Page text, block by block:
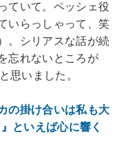
ていて。ペッシェ役
いらっしゃって、笑
。シリアスな話が続
忘れないところが
思いました。
の掛け合いは私も大
といえば心に響く